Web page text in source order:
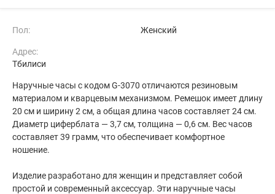
Пол: Женский
Адрес:
Тбилиси
Наручные часы с кодом G-3070 отличаются резиновым
материалом и кварцевым механизмом. Ремешок имеет длину
20 см и ширину 2 см, а общая длина часов составляет 24 см.
Диаметр циферблата — 3,7 см, толщина — 0,6 см. Вес часов
составляет 39 грамм, что обеспечивает комфортное
ношение.
Изделие разработано для женщин и представляет собой
простой и современный аксессуар. Эти наручные часы